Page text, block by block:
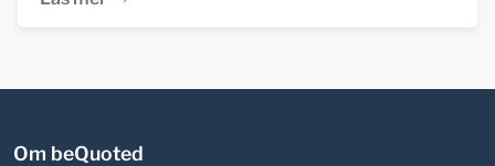
Om beQuoted